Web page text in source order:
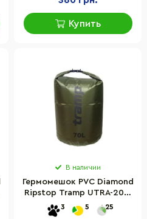
Купить
В наличии
Гермомешок PVC Diamond
Ripstop Tramp UTRA-209-
olive, Оливковый 70 л
3 5 25